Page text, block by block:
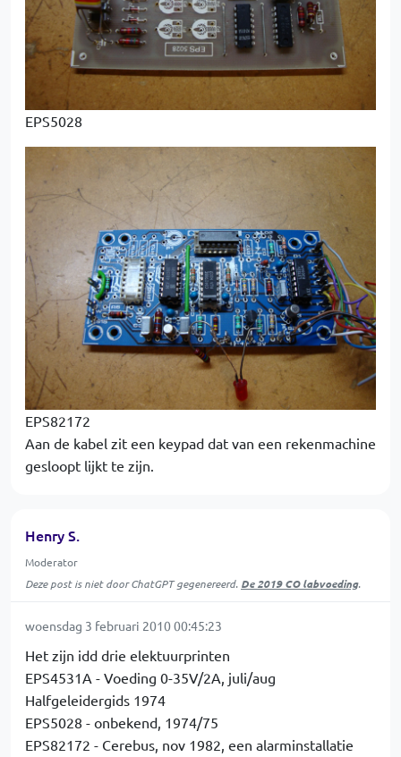
EPS5028
EPS82172
Aan de kabel zit een keypad dat van een rekenmachine
gesloopt lijkt te zijn.
Henry S.
Moderator
Deze post is niet door ChatGPT gegenereerd. De 2019 CO labvoeding.
woensdag 3 februari 2010 00:45:23
Het zijn idd drie elektuurprinten
EPS4531A - Voeding 0-35V/2A, juli/aug
Halfgeleidergids 1974
EPS5028 - onbekend, 1974/75
EPS82172 - Cerebus, nov 1982, een alarminstallatie